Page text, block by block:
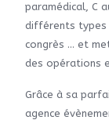
paramédical, C
différents types
congrès … et
des opérations
Grâce à sa
agence